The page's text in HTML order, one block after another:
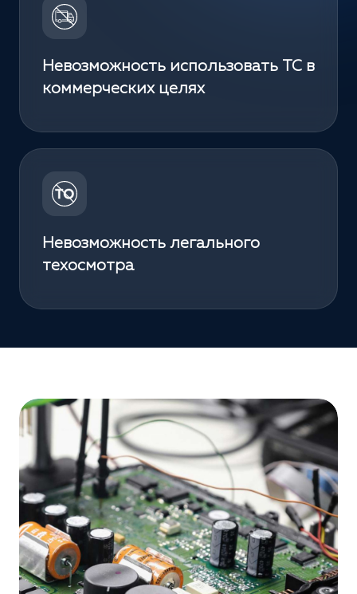
Невозможность использовать ТС в
коммерческих целях
Невозможность легального
техосмотра